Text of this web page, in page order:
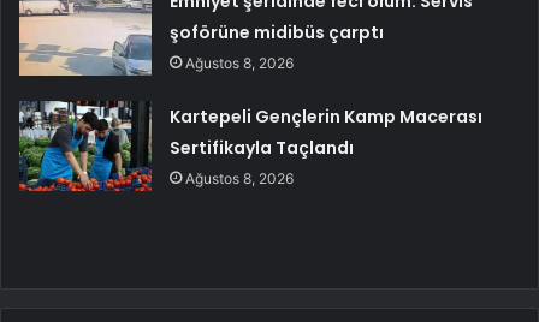
şoförüne midibüs çarptı
Ağustos 8, 2026
Kartepeli Gençlerin Kamp Macerası
Sertifikayla Taçlandı
Ağustos 8, 2026